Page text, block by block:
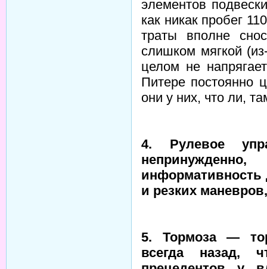
элементов
как никак пробег
траты вполне
слишком мягкой
целом не
Питере постоянно
они у них, что ли,
4. Рулевое
информативность
и резких
5. Тормоза —
всегда назад,